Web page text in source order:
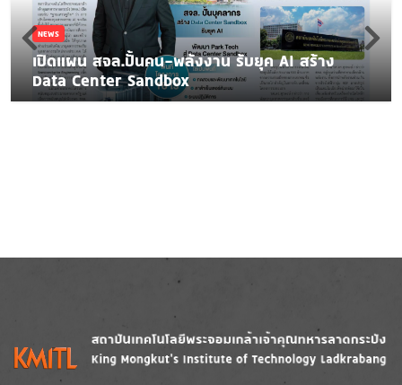
NEWS
เปิดแผน สจล.ปั้นคน-พลังงาน รับยุค AI สร้าง
Data Center Sandbox
Image